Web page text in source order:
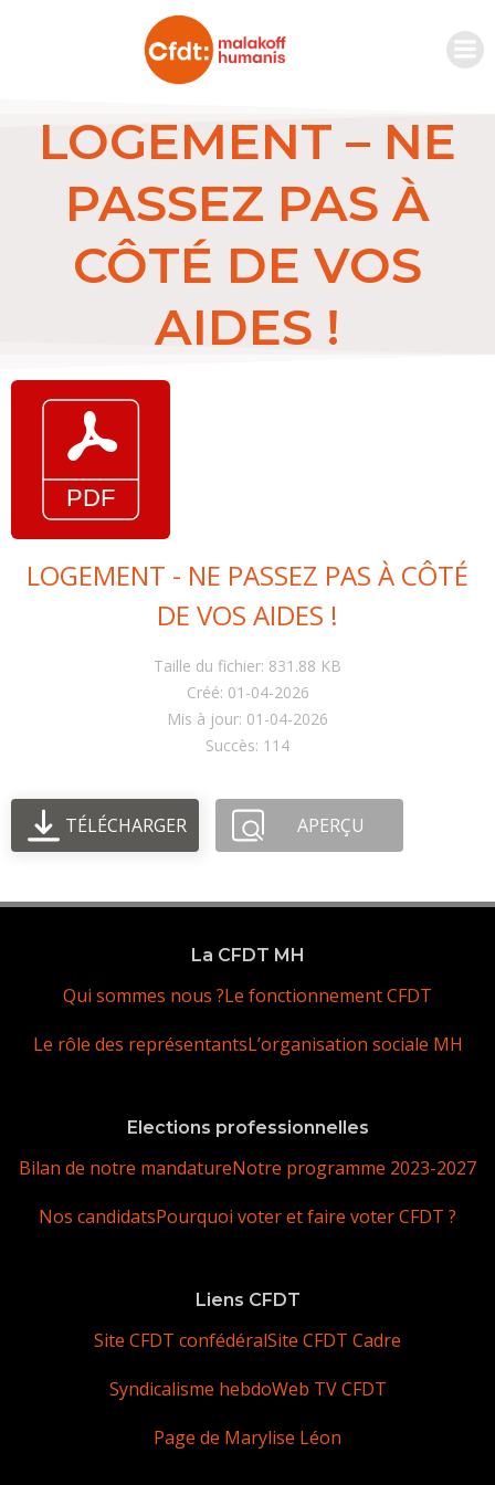
LOGEMENT – NE
PASSEZ PAS À
CÔTÉ DE VOS
AIDES !
LOGEMENT - NE PASSEZ PAS À CÔTÉ
DE VOS AIDES !
Taille du fichier: 831.88 KB
Créé: 01-04-2026
Mis à jour: 01-04-2026
Succès: 114
TÉLÉCHARGER APERÇU
La CFDT MH
Qui sommes nous ?Le fonctionnement CFDT
Le rôle des représentantsL’organisation sociale MH
Elections professionnelles
Bilan de notre mandatureNotre programme 2023-2027
Nos candidatsPourquoi voter et faire voter CFDT ?
Liens CFDT
Site CFDT confédéralSite CFDT Cadre
Syndicalisme hebdoWeb TV CFDT
Page de Marylise Léon